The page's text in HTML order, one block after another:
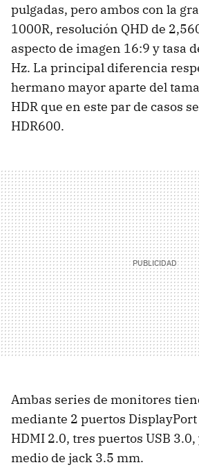
pulgadas, pero ambos con la
1000R, resolución QHD de
aspecto de imagen 16:9 y tasa
Hz. La principal diferencia
hermano mayor aparte del
HDR que en este par de casos
HDR600.
Ambas series de monitores
mediante 2 puertos
HDMI 2.0, tres puertos USB
medio de jack 3.5 mm.